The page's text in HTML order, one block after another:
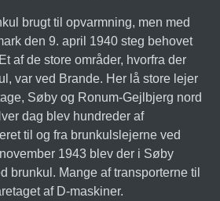
brugt til opvarmning, men med
den 9. april 1940 steg behovet
af de store områder, hvorfra der
var ved Brande. Her lå store lejer
Søby og Ronum-Gejlbjerg nord
dag blev hundreder af
til og fra brunkulslejerne ved
1943 blev der i Søby
brunkul. Mange af transporterne til
af D-maskiner.